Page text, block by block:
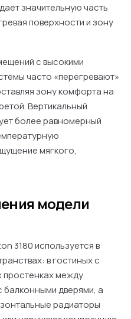
значительную часть
поверхности и зону
с высокими
часто «перегревают»
зону комфорта на
Вертикальный
более равномерный
мягкого,
модели
3180 используется в
в гостиных с
простенках между
дверями, а
радиаторы